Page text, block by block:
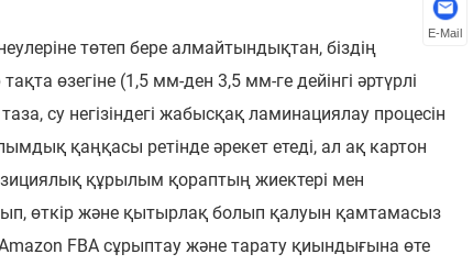
төтеп бере алмайтындықтан, біздің
өзегіне (1,5 мм-ден 3,5 мм-ге дейінгі әртүрлі
су негізіндегі жабысқақ ламинациялау процесін
қаңқасы ретінде әрекет етеді, ал ақ картон
құрылым қораптың жиектері мен
өткір және қытырлақ болып қалуын қамтамасыз
FBA сұрыптау және тарату қиындығына өте
E-Mail